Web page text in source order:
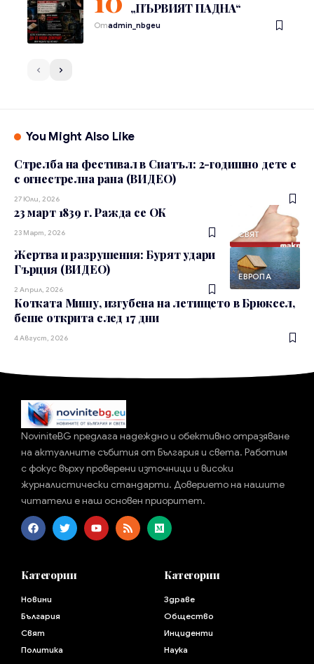
„ПЪРВИЯТ ПАДНА“
Отadmin_nbgeu
You Might Also Like
Стрелба на фестивал в Сиатъл: 2-годишно дете е
с огнестрелна рана (ВИДЕО)
27 Юли, 2026
СВЯТ
23 март 1839 г. Ражда се ОК
23 Март, 2026
ЕВРОПА
Жертва и разрушения: Бурят удари
Гърция (ВИДЕО)
2 Април, 2026
Котката Мишу, изгубена на летището в Брюксел,
беше открита след 17 дни
4 Август, 2026
NoviniteBG предлага надеждно и обективно отразяване
на актуалните събития от България и света. Работим
с фокус върху проверени източници и високи
журналистически стандарти. Доверието на нашите
читатели е наш основен приоритет.
Категории
Новини
България
Свят
Политика
Категории
Здраве
Общество
Инциденти
Наука